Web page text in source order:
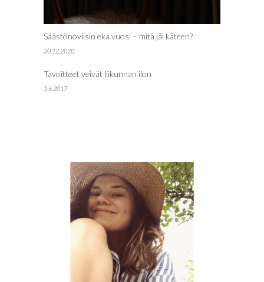
Säästönoviisin eka vuosi – mitä jäi käteen?
20.12.2020
Tavoitteet veivät liikunnan ilon
5.6.2017